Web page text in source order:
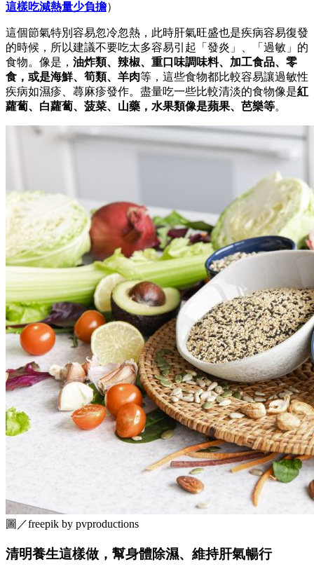
這樣吃減熱量少負擔）
這個節氣特別容易忽冷忽熱，此時肝氣旺盛也是疾病容易復發
的時候，所以建議不要吃太多容易引起「發炎」、「過敏」的
食物。像是， 油炸類、辣椒、重口味調味料、加工食品、零
食，或是海鮮、筍類、羊肉等，這些食物都比較容易讓過敏性
疾病如濕疹、蕁麻疹發作。盡量吃一些比較清淡的食物像是紅
蘿蔔、白蘿蔔、菠菜、山藥，水果類像是蘋果、芭樂等。
圖／freepik by pvproductions
清明養生這樣做，幫身體除濕、維持肝氣暢行